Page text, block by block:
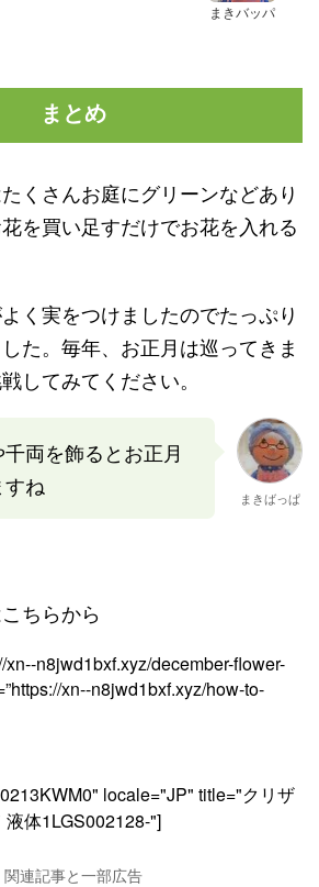
まきバッパ
まとめ
くさんお庭にグリーンなどあり
を買い足すだけでお花を入れる
く実をつけましたのでたっぷり
た。毎年、お正月は巡ってきま
してみてください。
両を飾るとお正月
ね
まきばっぱ
ちらから
xn--n8jwd1bxf.xyz/december-flower-
xn--n8jwd1bxf.xyz/how-to-
locale="JP" title="クリザ
体1LGS002128-"]
関連記事と一部広告